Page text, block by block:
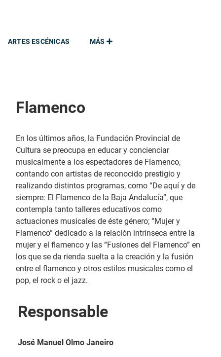
MÁS
ARTES ESCÉNICAS
Flamenco
En los últimos años, la Fundación Provincial de
Cultura se preocupa en educar y concienciar
musicalmente a los espectadores de Flamenco,
contando con artistas de reconocido prestigio y
realizando distintos programas, como “De aquí y de
siempre: El Flamenco de la Baja Andalucía”, que
contempla tanto talleres educativos como
actuaciones musicales de éste género; “Mujer y
Flamenco” dedicado a la relación intrínseca entre la
mujer y el flamenco y las “Fusiones del Flamenco” en
los que se da rienda suelta a la creación y la fusión
entre el flamenco y otros estilos musicales como el
pop, el rock o el jazz.
Responsable
José Manuel Olmo Janeiro